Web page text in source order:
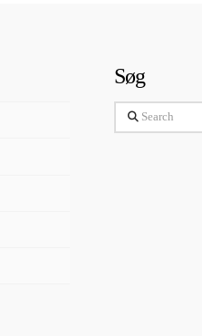
Søg
Search